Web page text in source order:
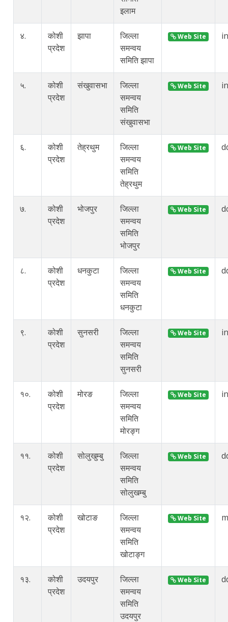
इलाम
४.
कोशी
प्रदेश
झापा
जिल्ला
समन्वय
समिति झापा
Web Site
५.
कोशी
प्रदेश
संखुवासभा
जिल्ला
समन्वय
समिति
संखुवासभा
Web Site
६.
कोशी
प्रदेश
तेह्रथुम
जिल्ला
समन्वय
समिति
तेह्रथुम
Web Site
७.
कोशी
प्रदेश
भोजपुर
जिल्ला
समन्वय
समिति
भोजपुर
Web Site
८.
कोशी
प्रदेश
धनकुटा
जिल्ला
समन्वय
समिति
धनकुटा
Web Site
९.
कोशी
प्रदेश
सुनसरी
जिल्ला
समन्वय
समिति
सुनसरी
Web Site
१०.
कोशी
प्रदेश
मोरङ
जिल्ला
समन्वय
समिति
मोरङ्ग
Web Site
११.
कोशी
प्रदेश
सोलुखुम्बु
जिल्ला
समन्वय
समिति
सोलुखम्बु
Web Site
१२.
कोशी
प्रदेश
खोटाङ
जिल्ला
समन्वय
समिति
खोटाङ्ग
Web Site
१३.
कोशी
प्रदेश
उदयपुर
जिल्ला
समन्वय
समिति
उदयपुर
Web Site